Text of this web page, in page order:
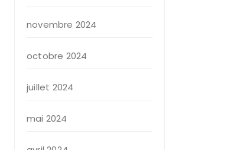
novembre 2024
octobre 2024
juillet 2024
mai 2024